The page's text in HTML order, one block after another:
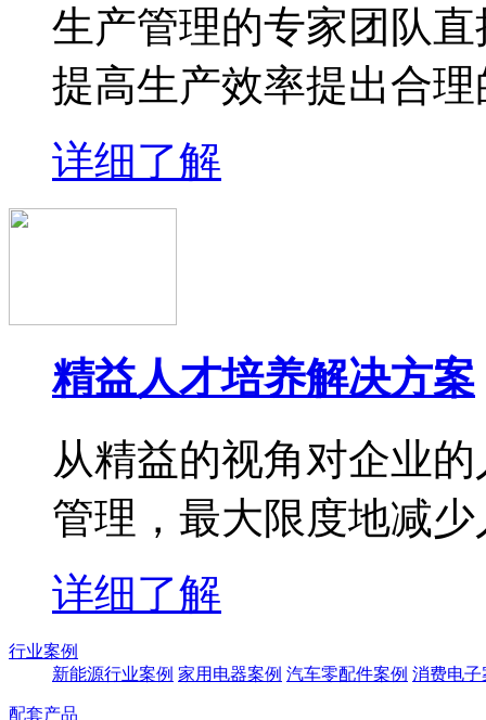
生产管理的专家团队
提高生产效率提出合
详细了解
精益人才培养解决方案
从精益的视角对企业
管理，最大限度地减
详细了解
行业案例
新能源行业案例 家用电器案例 汽车零配件案例 消费电子
配套产品